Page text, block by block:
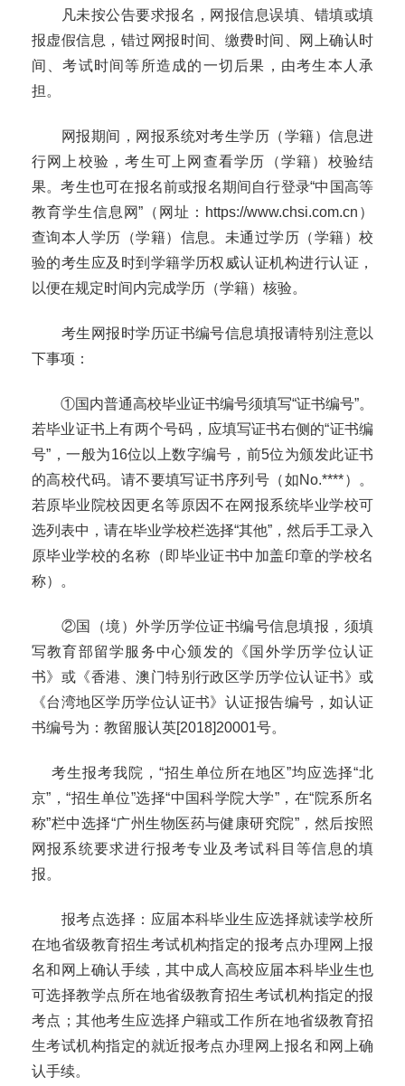
凡未按公告要求报名，网报信息误填、错填或填
报虚假信息，错过网报时间、缴费时间、网上确认时
间、考试时间等所造成的一切后果，由考生本人承
担。
网报期间 ，网报系统对考生学历（学籍）信息进
行网上校验，考生可上网查看学历（学籍）校验结
果。考生也可在报名前或报名期间自行登录“中国高等
教育学生信息网”（网址： https://www.chsi.com.cn ）
查询本人学历（学籍）信息。未通过学历（学籍）校
验的考生应及时到学籍学历权威认证机构进行认证，
以便在规定时间内完成学历（学籍）核验。
考生网报时学历证书编号信息填报请特别注意以
下事项：
①国内普通高校毕业证书编号须填写“证书编号”。
若毕业证书上有两个号码，应填写证书右侧的“证书编
号”，一般为16位以上数字编号，前5位为颁发此证书
的高校代码。请不要填写证书序列号（如No.****）。
若原毕业院校因更名等原因不在网报系统毕业学校可
选列表中，请在毕业学校栏选择“其他”，然后手工录入
原毕业学校的名称（即毕业证书中加盖印章的学校名
称）。
②国（境）外学历学位证书编号信息填报，须填
写教育部留学服务中心颁发的《国外学历学位认证
书》或《香港、澳门特别行政区学历学位认证书》或
《台湾地区学历学位认证书》认证报告编号，如认证
书编号为：教留服认英[2018]20001号。
考生报考我院， “招生单位所在地区”均应选择“北
京”，“招生单位”选择“中国科学院大学”，在“院系所名
称”栏中选择“广州生物医药与健康研究院”，然后按照
网报系统要求进行报考专业及考试科目等信息的填
报。
报考点选择：应届本科毕业生应选择就读学校所
在地省级教育招生考试机构指定的报考点办理网上报
名和网上确认手续，其中成人高校应届本科毕业生也
可选择教学点所在地省级教育招生考试机构指定的报
考点；其他考生应选择户籍或工作所在地省级教育招
生考试机构指定的就近报考点办理网上报名和网上确
认手续。